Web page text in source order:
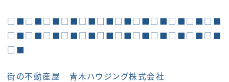
□■□■□■□■□■□■□■□■□■□■□■□■
□■□■□■□■□■□■□■□■□■□■□■□■
□■
街の不動産屋 青木ハウジング株式会社